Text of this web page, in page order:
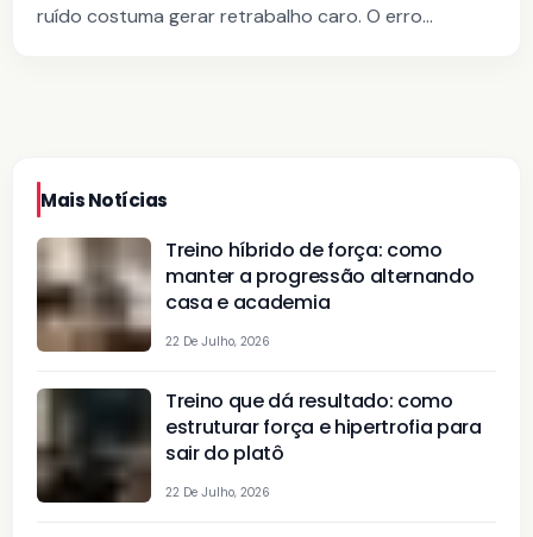
ruído costuma gerar retrabalho caro. O erro…
Mais Notícias
Treino híbrido de força: como
manter a progressão alternando
casa e academia
22 De Julho, 2026
Treino que dá resultado: como
estruturar força e hipertrofia para
sair do platô
22 De Julho, 2026